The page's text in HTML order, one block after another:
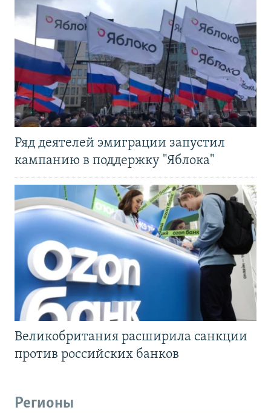
Ряд деятелей эмиграции запустил
кампанию в поддержку "Яблока"
Великобритания расширила санкции
против российских банков
Регионы